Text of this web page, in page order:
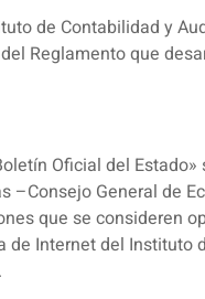
de Contabilidad y
Reglamento que
Oficial del
–Consejo General de
que se consideren
Internet del Instituto